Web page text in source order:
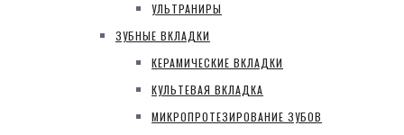
УЛЬТРАНИРЫ
ЗУБНЫЕ ВКЛАДКИ
КЕРАМИЧЕСКИЕ ВКЛАДКИ
КУЛЬТЕВАЯ ВКЛАДКА
МИКРОПРОТЕЗИРОВАНИЕ ЗУБОВ